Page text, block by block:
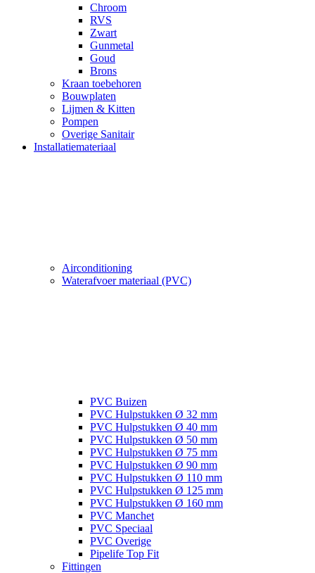
Chroom
RVS
Zwart
Gunmetal
Goud
Brons
Kraan toebehoren
Bouwplaten
Lijmen & Kitten
Pompen
Overige Sanitair
Installatiemateriaal
Airconditioning
Waterafvoer materiaal (PVC)
PVC Buizen
PVC Hulpstukken Ø 32 mm
PVC Hulpstukken Ø 40 mm
PVC Hulpstukken Ø 50 mm
PVC Hulpstukken Ø 75 mm
PVC Hulpstukken Ø 90 mm
PVC Hulpstukken Ø 110 mm
PVC Hulpstukken Ø 125 mm
PVC Hulpstukken Ø 160 mm
PVC Manchet
PVC Speciaal
PVC Overige
Pipelife Top Fit
Fittingen